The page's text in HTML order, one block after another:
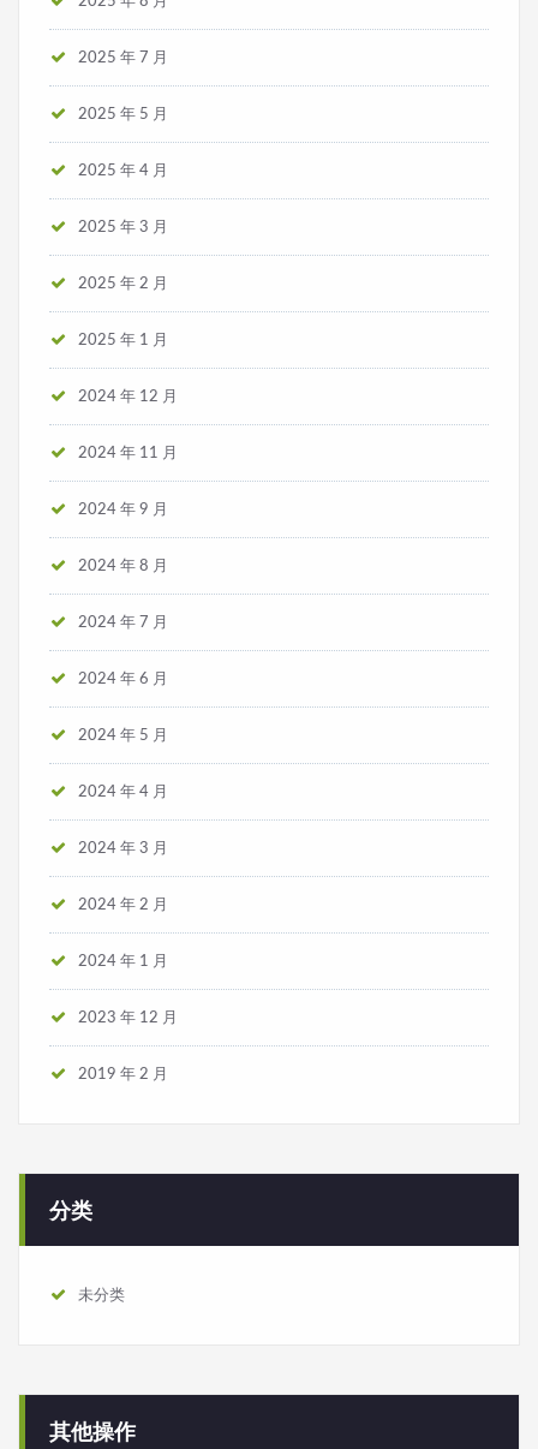
2025 年 7 月
2025 年 5 月
2025 年 4 月
2025 年 3 月
2025 年 2 月
2025 年 1 月
2024 年 12 月
2024 年 11 月
2024 年 9 月
2024 年 8 月
2024 年 7 月
2024 年 6 月
2024 年 5 月
2024 年 4 月
2024 年 3 月
2024 年 2 月
2024 年 1 月
2023 年 12 月
2019 年 2 月
分类
未分类
其他操作